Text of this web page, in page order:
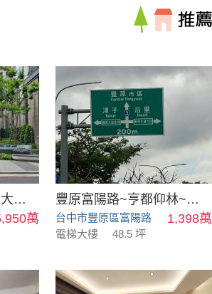
湖濱雙星~湖濱景觀~大四房
萬
豐原富陽路~亨都仰林~3房平車
台中市豐原區富陽路 1,398萬
電梯大樓 48.5 坪